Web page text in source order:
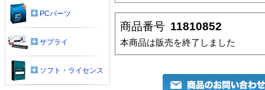
商品番号 11810852
本商品は販売を終了しました
PCパーツ
サプライ
ソフト・ライセンス